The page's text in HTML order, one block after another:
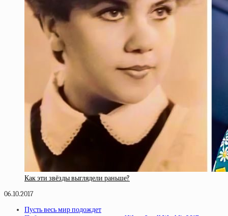
Как эти звёзды выглядели раньше?
06.10.2017
Пусть весь мир подождет